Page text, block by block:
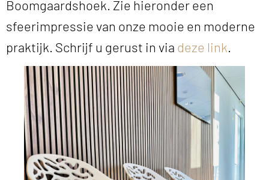
Boomgaardshoek. Zie hieronder een
sfeerimpressie van onze mooie en moderne
praktijk. Schrijf u gerust in via deze link